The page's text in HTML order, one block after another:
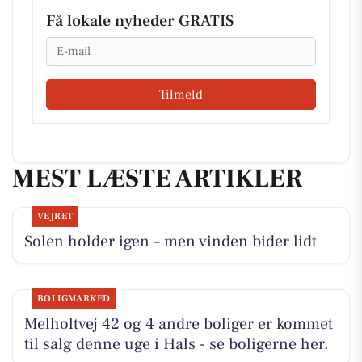
Få lokale nyheder GRATIS
Email
Tilmeld
MEST LÆSTE ARTIKLER
VEJRET
Solen holder igen – men vinden bider lidt
BOLIGMARKED
Melholtvej 42 og 4 andre boliger er kommet
til salg denne uge i Hals - se boligerne her.